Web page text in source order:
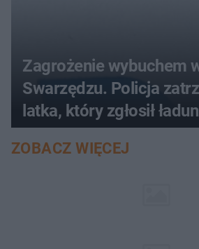
Zagrożenie wybuchem
Swarzędzu. Policja
latka, który zgłosił
aucie
ZOBACZ WIĘCEJ